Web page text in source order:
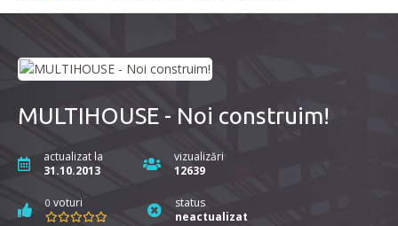
MULTIHOUSE - Noi construim!
actualizat la
31.10.2013
vizualizări
12639
0 voturi
status
neactualizat